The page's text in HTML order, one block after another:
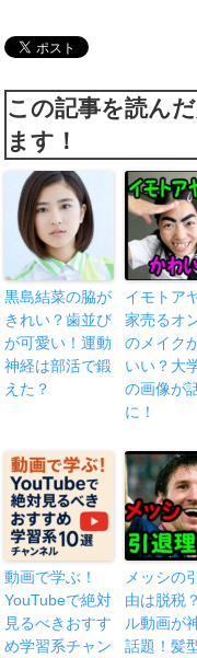
この記事を読ん
ます！
黒島結菜の脇が
きれい？歯並び
が可愛い！運動
神経は部活で鍛
えた？
イモトア
家売るオ
のメイク
いい？大
の画像が
に！
動画で学ぶ！
YouTubeで絶対
見るべきおすす
め学習系チャン
メッシの
由は脱税
ル動画が
話題！髪